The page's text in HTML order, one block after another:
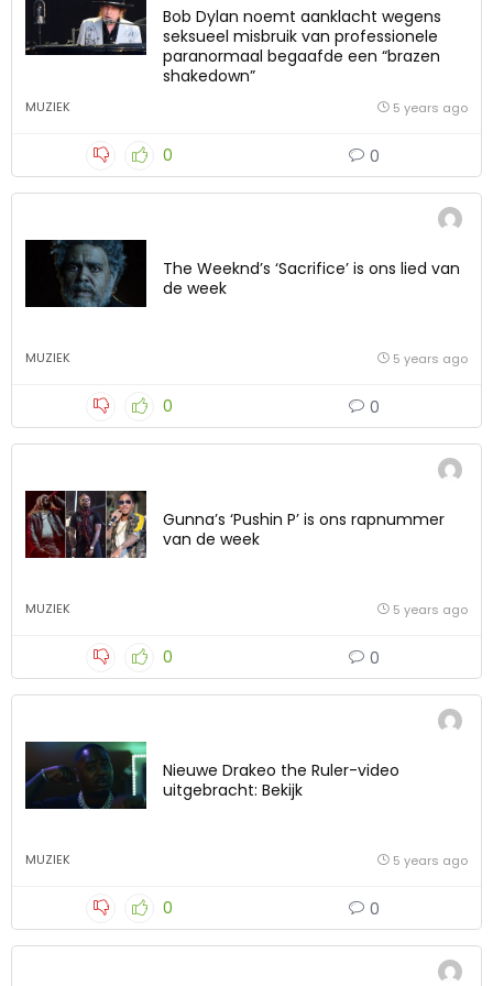
Bob Dylan noemt aanklacht wegens
seksueel misbruik van professionele
paranormaal begaafde een “brazen
shakedown”
MUZIEK 5 years ago
0 0
The Weeknd’s ‘Sacrifice’ is ons lied van
de week
MUZIEK 5 years ago
0 0
Gunna’s ‘Pushin P’ is ons rapnummer
van de week
MUZIEK 5 years ago
0 0
Nieuwe Drakeo the Ruler-video
uitgebracht: Bekijk
MUZIEK 5 years ago
0 0